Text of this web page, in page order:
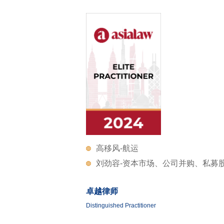
高移风-航运
刘劲容-资本市场、公司并购、私募
卓越律师
Distinguished Practitioner